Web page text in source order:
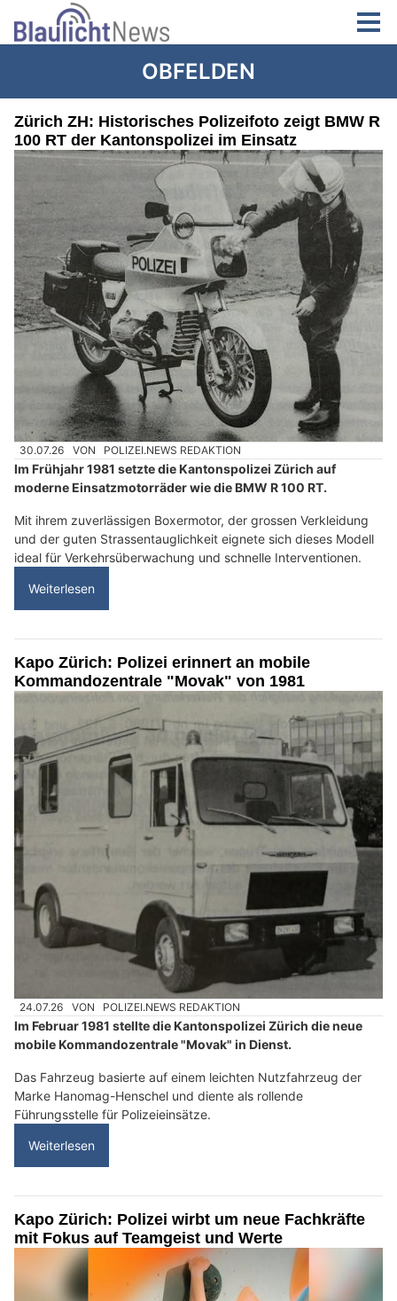
OBFELDEN
Zürich ZH: Historisches Polizeifoto zeigt BMW R
100 RT der Kantonspolizei im Einsatz
30.07.26 VON POLIZEI.NEWS REDAKTION
Im Frühjahr 1981 setzte die Kantonspolizei Zürich auf
moderne Einsatzmotorräder wie die BMW R 100 RT.
Mit ihrem zuverlässigen Boxermotor, der grossen Verkleidung
und der guten Strassentauglichkeit eignete sich dieses Modell
ideal für Verkehrsüberwachung und schnelle Interventionen.
Weiterlesen
Kapo Zürich: Polizei erinnert an mobile
Kommandozentrale "Movak" von 1981
24.07.26 VON POLIZEI.NEWS REDAKTION
Im Februar 1981 stellte die Kantonspolizei Zürich die neue
mobile Kommandozentrale "Movak" in Dienst.
Das Fahrzeug basierte auf einem leichten Nutzfahrzeug der
Marke Hanomag-Henschel und diente als rollende
Führungsstelle für Polizeieinsätze.
Weiterlesen
Kapo Zürich: Polizei wirbt um neue Fachkräfte
mit Fokus auf Teamgeist und Werte